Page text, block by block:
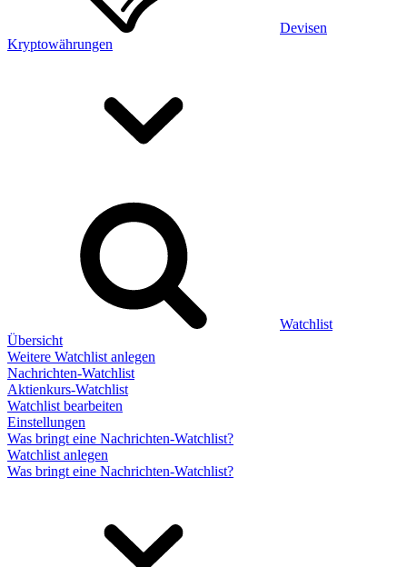
Devisen
Kryptowährungen
Watchlist
Übersicht
Weitere Watchlist anlegen
Nachrichten-Watchlist
Aktienkurs-Watchlist
Watchlist bearbeiten
Einstellungen
Was bringt eine Nachrichten-Watchlist?
Watchlist anlegen
Was bringt eine Nachrichten-Watchlist?